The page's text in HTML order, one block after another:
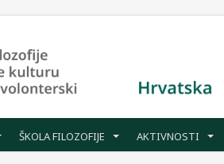
ŠKOLA FILOZOFIJE AKTIVNOSTI